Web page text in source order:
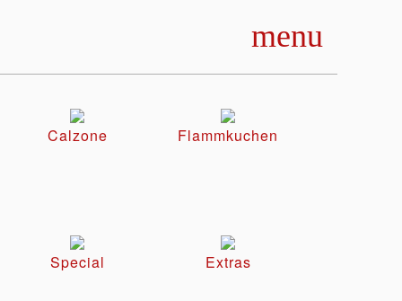
menu
Calzone Flammkuchen
Special Extras